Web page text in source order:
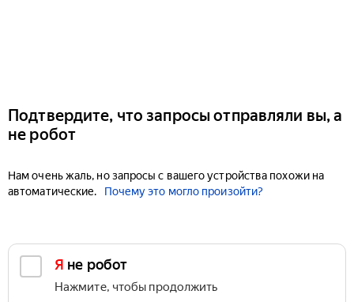
Подтвердите, что запросы отправляли вы, а
не робот
Нам очень жаль, но запросы с вашего устройства похожи на
автоматические.
Почему это могло произойти?
Я не робот
Нажмите, чтобы продолжить